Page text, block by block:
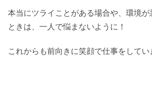
本当にツライことがある場合や、環境が
ときは、一人で悩まないように！
これからも前向きに笑顔で仕事をしてい